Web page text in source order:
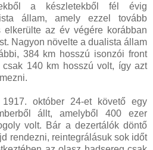
a készletekből fél évig
állam, amely ezzel tovább
elkerülte az év végére korábban
Nagyon növelte a dualista állam
384 km hosszú isonzói front
140 km hosszú volt, így azt
október 24-et követő egy
állt, amelyből 400 ezer
volt. Bár a dezertálók döntő
rendezni, reintegrálásuk sok időt